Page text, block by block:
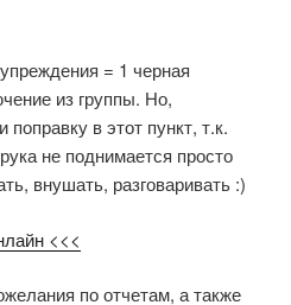
= 1 черная
из группы. Но,
в этот пункт, т.к.
не поднимается просто
внушать, разговаривать :)
<<<
по отчетам, а также